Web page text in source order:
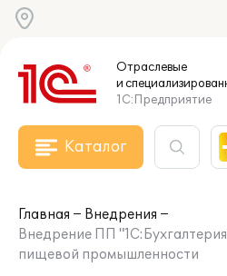
Отраслевые
и
1С:Предприятие
Каталог
Главная
Внедрения
Внедрение ПП
пищевой промышленности